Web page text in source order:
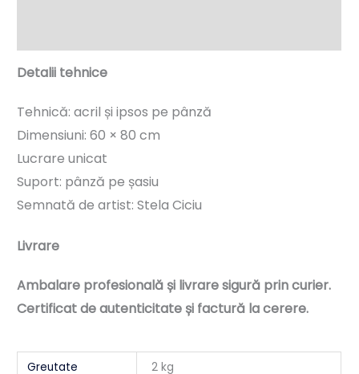
Detalii tehnice
Tehnică: acril și ipsos pe pânză
Dimensiuni: 60 × 80 cm
Lucrare unicat
Suport: pânză pe șasiu
Semnată de artist: Stela Ciciu
Livrare
Ambalare profesională și livrare sigură prin curier.
Certificat de autenticitate și factură la cerere.
Greutate 2 kg